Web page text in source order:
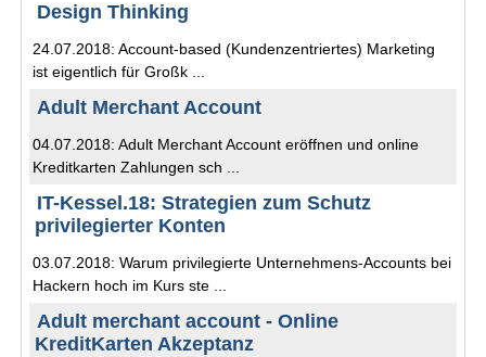
Design Thinking
24.07.2018: Account-based (Kundenzentriertes) Marketing
ist eigentlich für Großk ...
Adult Merchant Account
04.07.2018: Adult Merchant Account eröffnen und online
Kreditkarten Zahlungen sch ...
IT-Kessel.18: Strategien zum Schutz
privilegierter Konten
03.07.2018: Warum privilegierte Unternehmens-Accounts bei
Hackern hoch im Kurs ste ...
Adult merchant account - Online
KreditKarten Akzeptanz